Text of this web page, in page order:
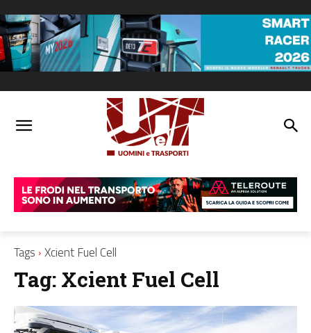
Tags Xcient Fuel Cell
Tag: Xcient Fuel Cell